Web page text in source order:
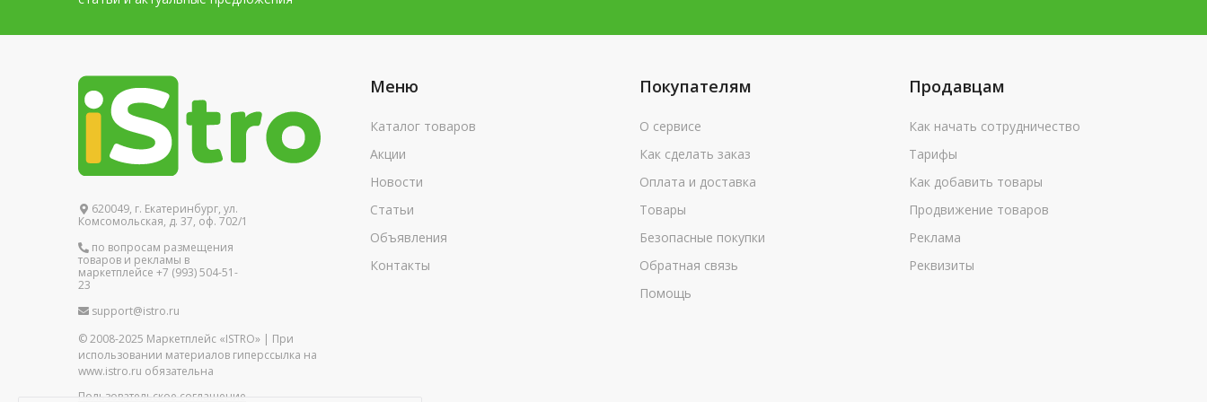
620049, г. Екатеринбург, ул.
Комсомольская, д. 37, оф. 702/1
по вопросам размещения
товаров и рекламы в
маркетплейсе +7 (993) 504-51-
23
support@istro.ru
© 2008-2025 Маркетплейс «ISTRO» | При
использовании материалов гиперссылка на
www.istro.ru обязательна
Пользовательское соглашение
Меню
Каталог товаров
Акции
Новости
Статьи
Объявления
Контакты
Покупателям
О сервисе
Как сделать заказ
Оплата и доставка
Товары
Безопасные покупки
Обратная связь
Помощь
Продавцам
Как начать сотрудничество
Тарифы
Как добавить товары
Продвижение товаров
Реклама
Реквизиты